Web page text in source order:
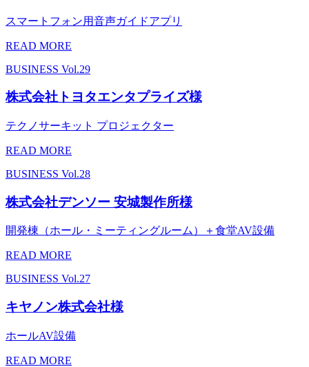
スマートフォン用音声ガイドアプリ
READ MORE
BUSINESS Vol.29
株式会社トヨタエンタプライズ様
テクノサーキット プロジェクター
READ MORE
BUSINESS Vol.28
株式会社デンソー 安城製作所様
開発棟（ホール・ミーティングルーム）＋食堂AV設備
READ MORE
BUSINESS Vol.27
キヤノン株式会社様
ホールAV設備
READ MORE